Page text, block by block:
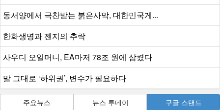
동서양에서 극찬받는 붉은사막, 대한민국게...
한화생명과 젠지의 추락
사우디 오일머니, EA마저 78조 원에 삼켰다
말 그대로 ‘하위권’, 변수가 필요하다
주요뉴스 뉴스 투데이 구글 스탠드